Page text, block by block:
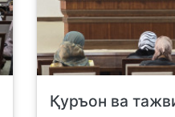
Қуръон ва